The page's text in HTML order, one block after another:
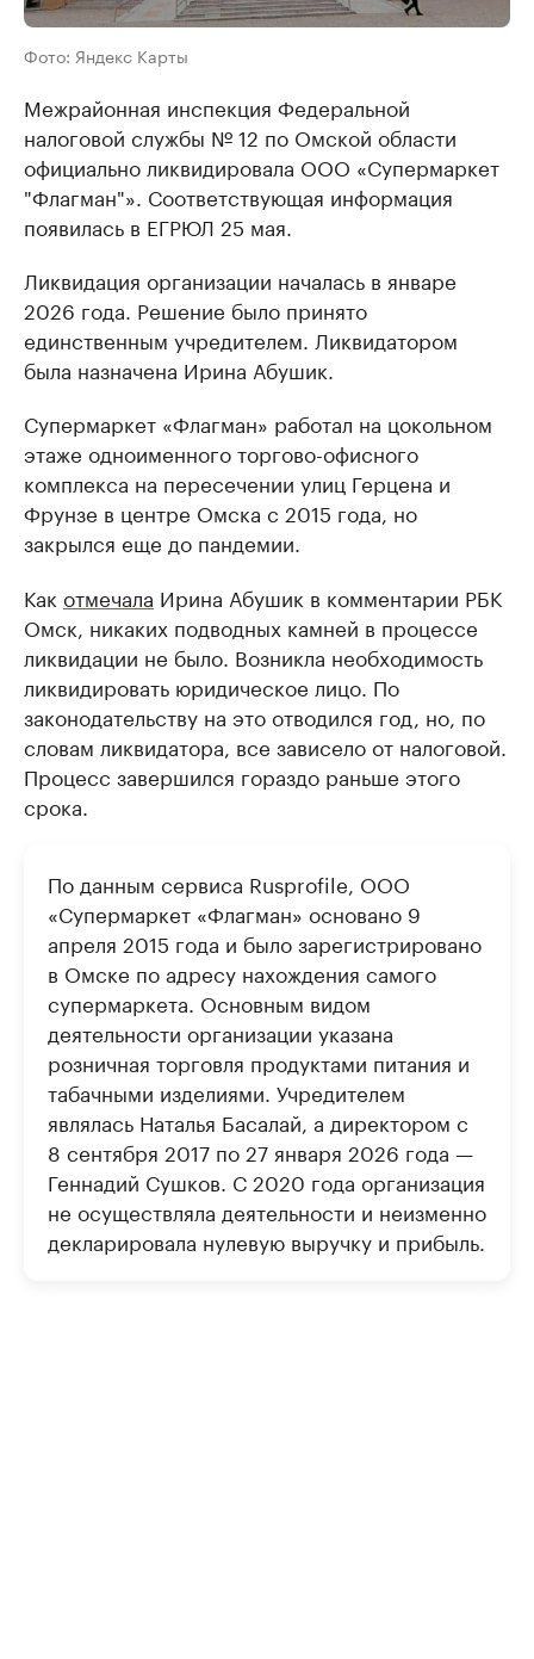
Фото: Яндекс Карты
Межрайонная инспекция Федеральной
налоговой службы № 12 по Омской области
официально ликвидировала ООО «Супермаркет
"Флагман"». Соответствующая информация
появилась в ЕГРЮЛ 25 мая.
Ликвидация организации началась в январе
2026 года. Решение было принято
единственным учредителем. Ликвидатором
была назначена Ирина Абушик.
Супермаркет «Флагман» работал на цокольном
этаже одноименного торгово-офисного
комплекса на пересечении улиц Герцена и
Фрунзе в центре Омска с 2015 года, но
закрылся еще до пандемии.
Как отмечала Ирина Абушик в комментарии РБК
Омск, никаких подводных камней в процессе
ликвидации не было. Возникла необходимость
ликвидировать юридическое лицо. По
законодательству на это отводился год, но, по
словам ликвидатора, все зависело от налоговой.
Процесс завершился гораздо раньше этого
срока.
По данным сервиса Rusprofile, ООО
«Супермаркет «Флагман» основано 9
апреля 2015 года и было зарегистрировано
в Омске по адресу нахождения самого
супермаркета. Основным видом
деятельности организации указана
розничная торговля продуктами питания и
табачными изделиями. Учредителем
являлась Наталья Басалай, а директором с
8 сентября 2017 по 27 января 2026 года —
Геннадий Сушков. С 2020 года организация
не осуществляла деятельности и неизменно
декларировала нулевую выручку и прибыль.